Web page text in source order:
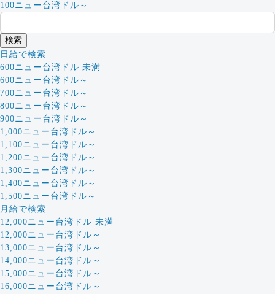
100ニュー台湾ドル～
日給で検索
600ニュー台湾ドル 未満
600ニュー台湾ドル～
700ニュー台湾ドル～
800ニュー台湾ドル～
900ニュー台湾ドル～
1,000ニュー台湾ドル～
1,100ニュー台湾ドル～
1,200ニュー台湾ドル～
1,300ニュー台湾ドル～
1,400ニュー台湾ドル～
1,500ニュー台湾ドル～
月給で検索
12,000ニュー台湾ドル 未満
12,000ニュー台湾ドル～
13,000ニュー台湾ドル～
14,000ニュー台湾ドル～
15,000ニュー台湾ドル～
16,000ニュー台湾ドル～